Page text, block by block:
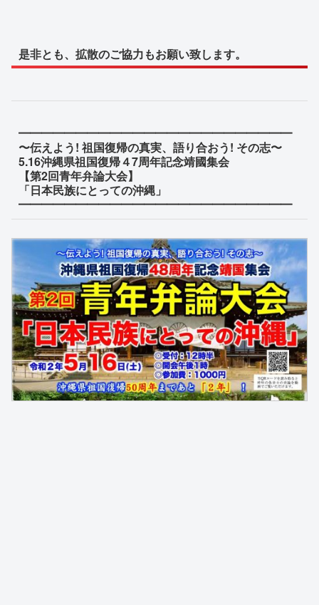
是非とも、拡散のご協力もお願い致します。
━━━━━━━━━━━━━━━━━━━━━━━━
〜伝えよう! 祖国復帰の真実、語り合おう! その志〜
5.16沖縄県祖国復帰４7周年記念靖國集会
【第2回青年弁論大会】
「日本民族にとっての沖縄」
━━━━━━━━━━━━━━━━━━━━━━━━